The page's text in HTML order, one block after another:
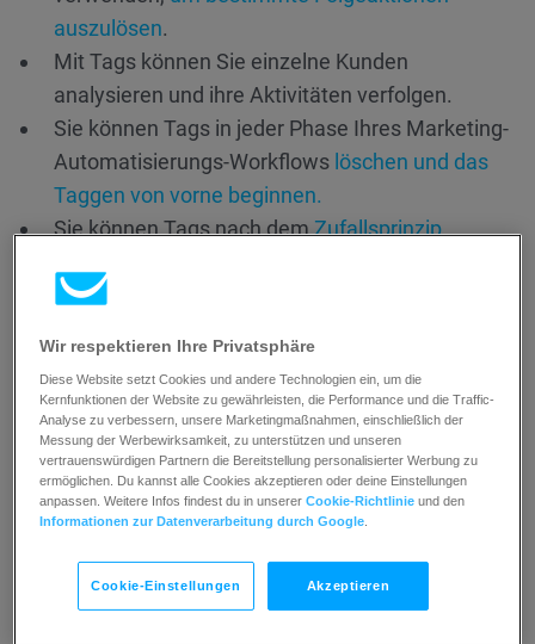
auszulösen.
Mit Tags können Sie einzelne Kunden
analysieren und ihre Aktivitäten verfolgen.
Sie können Tags in jeder Phase Ihres Marketing-
Automatisierungs-Workflows löschen und das
Taggen von vorne beginnen.
Sie können Tags nach demZufallsprinzip
erstellen, wenn Sie eine Nachricht an eine
Abonnenten senden müssen.
Sie können Tags beimImportieren von
Kontakten zuweisen.
Werte und Einschränkungen
Tags dürfen 64 alphanumerische Zeichen und keine
Leerzeichen enthalten. Anstelle von Leerzeichen können im
Wir respektieren Ihre Privatsphäre
Diese Website setzt Cookies und andere Technologien ein, um die
Kernfunktionen der Website zu gewährleisten, die Performance und die Traffic-
Analyse zu verbessern, unsere Marketingmaßnahmen, einschließlich der
Messung der Werbewirksamkeit, zu unterstützen und unseren
vertrauenswürdigen Partnern die Bereitstellung personalisierter Werbung zu
ermöglichen. Du kannst alle Cookies akzeptieren oder deine Einstellungen
anpassen. Weitere Infos findest du in unsererCookie-Richtlinie und den
Informationen zur Datenverarbeitung durch Google
Cookie-Einstellungen Akzeptieren